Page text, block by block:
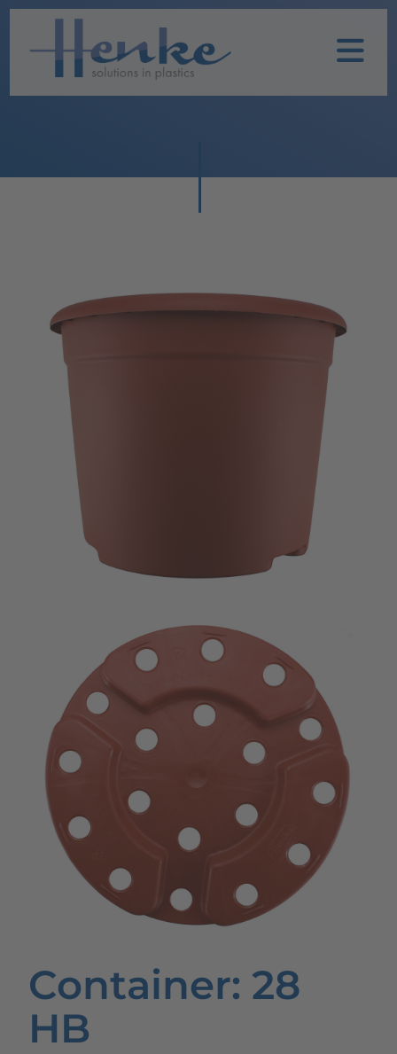
Home
Leistungen
Produkte
TOPFIT
Produkte
Imagevideo
Kontakt
Karriere
Container: 28
HB